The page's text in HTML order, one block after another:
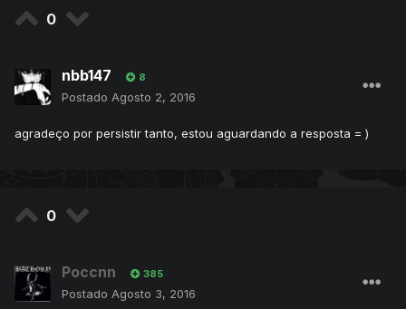
0
nbb147 8
Postado Agosto 2, 2016
agradeço por persistir tanto, estou aguardando a resposta = )
0
Poccnn 385
Postado Agosto 3, 2016